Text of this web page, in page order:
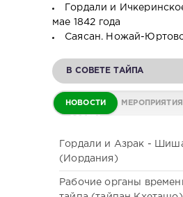
Гордали и
мае 1842 года
Саясан. Ножай-
В СОВЕТЕ ТАЙПА
НОВОСТИ МЕРОПРИЯТИЯ
Гордали и Азрак -
(Иордания)
Рабочие органы